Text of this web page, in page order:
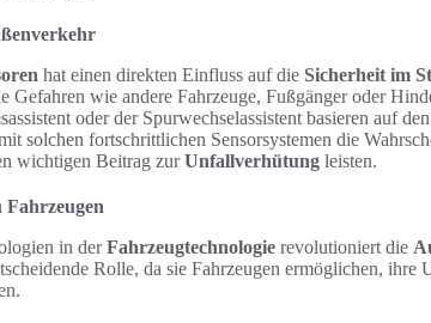
hat einen direkten Einfluss auf die Sicherheit im
Gefahren wie andere Fahrzeuge, Fußgänger oder
oder der Spurwechselassistent basieren auf
solchen fortschrittlichen Sensorsystemen die
wichtigen Beitrag zurUnfallverhütung leisten.
Fahrzeugen
in derFahrzeugtechnologie revolutioniert die
Rolle, da sie Fahrzeugen ermöglichen, ihre